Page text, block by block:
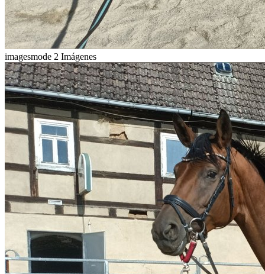
imagesmode 2 Imágenes